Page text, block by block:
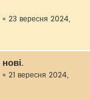
« 23 вересня 2024,
« 21 вересня 2024,